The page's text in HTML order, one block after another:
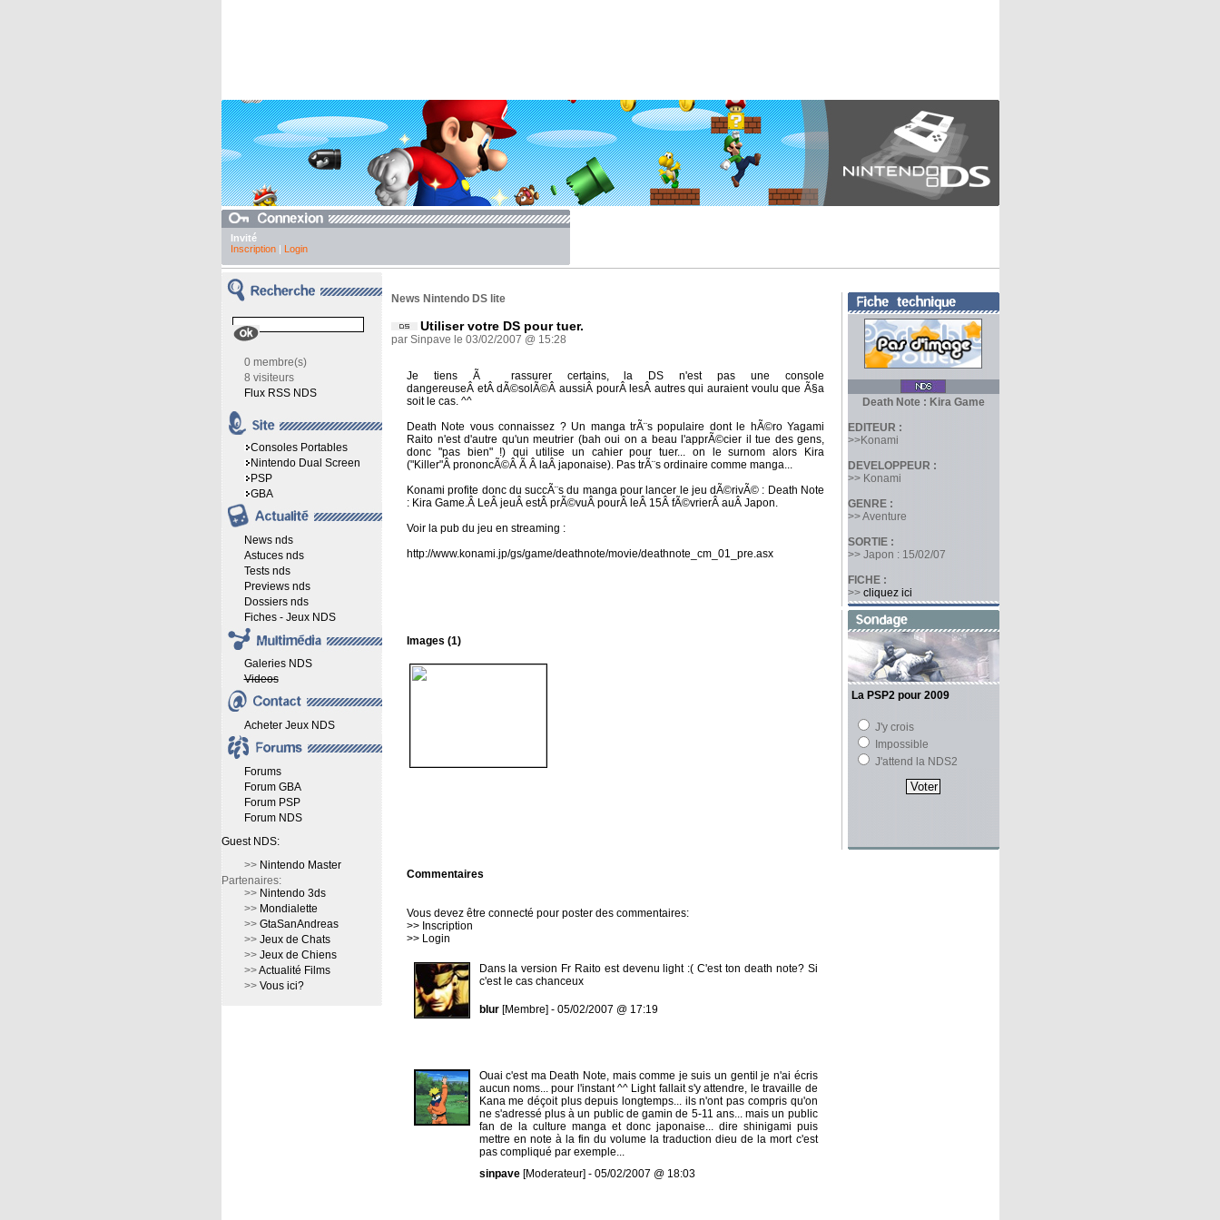
Invité
Inscription| Login
0 membre(s)
8 visiteurs
Flux RSS NDS
Consoles Portables
Nintendo Dual Screen
PSP
GBA
News nds
Astuces nds
Tests nds
Previews nds
Dossiers nds
Fiches - Jeux NDS
Galeries NDS
Videos
Acheter Jeux NDS
Forums
Forum GBA
Forum PSP
Forum NDS
Guest NDS:
>> Nintendo Master
Partenaires:
>> Nintendo 3ds
>> Mondialette
>> GtaSanAndreas
>> Jeux de Chats
>> Jeux de Chiens
>>Actualité Films
>> Vous ici?
News Nintendo DS lite
Utiliser votre DS pour tuer.
par Sinpave le 03/02/2007 @ 15:28
Je tiens Ã rassurer certains, la DS n'est pas une console
dangereuseÂ etÂ dÃ©solÃ©Â aussiÂ pourÂ lesÂ autres qui auraient voulu que Ã§a
soit le cas. ^^
Death Note vous connaissez ? Un manga trÃ¨s populaire dont le hÃ©ro Yagami
Raito n'est d'autre qu'un meutrier (bah oui on a beau l'apprÃ©cier il tue des gens,
donc "pas bien" !) qui utilise un cahier pour tuer... on le surnom alors Kira
("Killer"Â prononcÃ©Â Ã Â laÂ japonaise). Pas trÃ¨s ordinaire comme manga...
Konami profite donc du succÃ¨s du manga pour lancer le jeu dÃ©rivÃ© : Death Note
: Kira Game.Â LeÂ jeuÂ estÂ prÃ©vuÂ pourÂ leÂ 15Â fÃ©vrierÂ auÂ Japon.
Voir la pub du jeu en streaming :
http://www.konami.jp/gs/game/deathnote/movie/deathnote_cm_01_pre.asx
Images (1)
Commentaires
Vous devez être connecté pour poster des commentaires:
>> Inscription
>> Login
Dans la version Fr Raito est devenu light :( C'est ton death note? Si
c'est le cas chanceux
blur[Membre] - 05/02/2007 @ 17:19
Ouai c'est ma Death Note, mais comme je suis un gentil je n'ai écris
aucun noms... pour l'instant ^^ Light fallait s'y attendre, le travaille de
Kana me déçoit plus depuis longtemps... ils n'ont pas compris qu'on
ne s'adressé plus à un public de gamin de 5-11 ans... mais un public
fan de la culture manga et donc japonaise... dire shinigami puis
mettre en note à la fin du volume la traduction dieu de la mort c'est
pas compliqué par exemple...
sinpave[Moderateur] - 05/02/2007 @ 18:03
Death Note : Kira Game
EDITEUR :
>>Konami
DEVELOPPEUR :
>> Konami
GENRE :
>> Aventure
SORTIE :
>> Japon : 15/02/07
FICHE :
>> cliquez ici
La PSP2 pour 2009
J'y crois
Impossible
J'attend la NDS2